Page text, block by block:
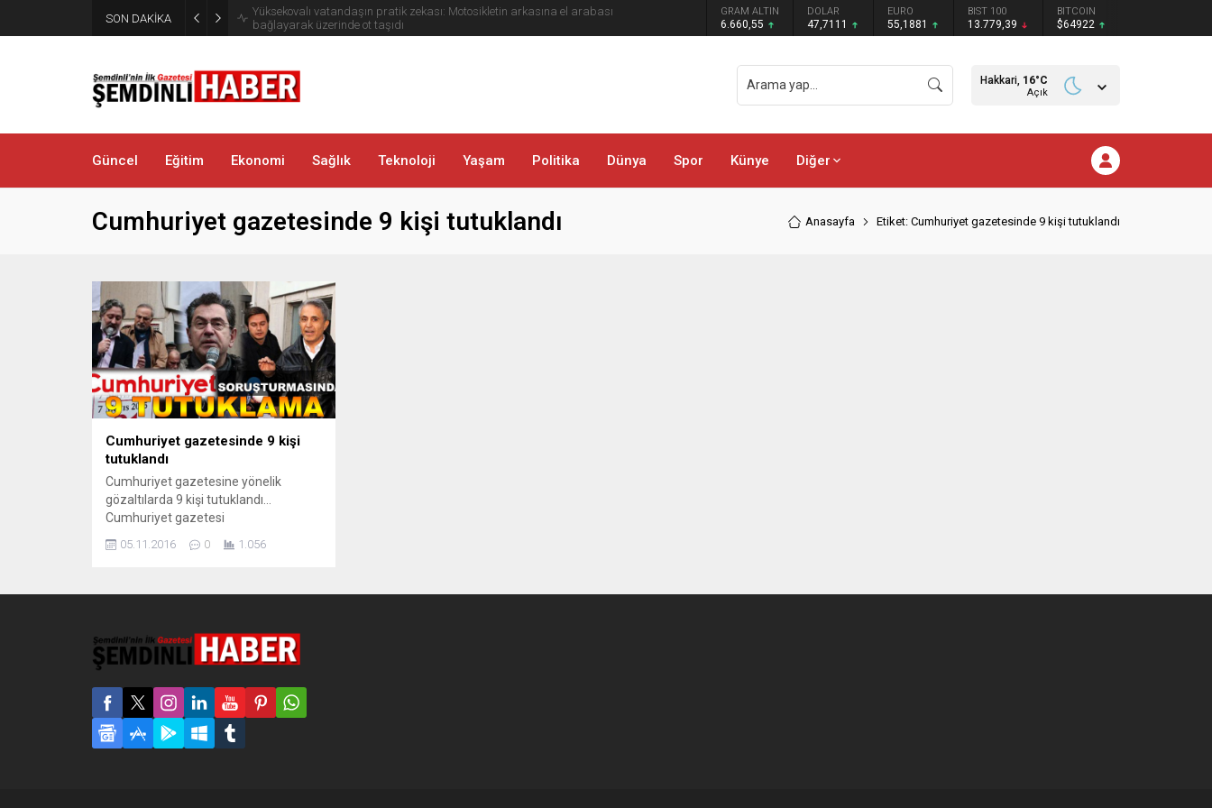
SON DAKİKA
Yüksekovalı vatandaşın pratik zekası: Motosikletin arkasına el arabası
bağlayarak üzerinde ot taşıdı
GRAM ALTIN
6.660,55
DOLAR
47,7111
EURO
55,1881
BIST 100
13.779,39
BITCOIN
$64922
Hakkari, 16°C
Açık
Güncel Eğitim Ekonomi Sağlık Teknoloji Yaşam Politika Dünya Spor Künye Diğer
Cumhuriyet gazetesinde 9 kişi tutuklandı Anasayfa Etiket: Cumhuriyet gazetesinde 9 kişi tutuklandı
Cumhuriyet gazetesinde 9 kişi
tutuklandı
Cumhuriyet gazetesine yönelik
gözaltılarda 9 kişi tutuklandı…
Cumhuriyet gazetesi
sevkedilen Gazetenin Genel Yayın
Güngör, Önder Çelik, Kitap Eki Genel
Yayın Yönetmeni Turhan Günay, yazar
"Silahlı...
05.11.2016 0 1.056